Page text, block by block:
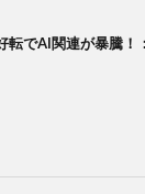
転でAI関連が暴騰！